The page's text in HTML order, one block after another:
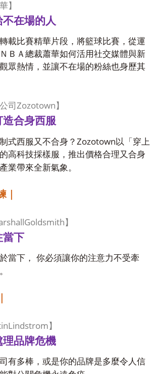
】
在場的人
載比賽精華片段，將籃球比賽，從運
ＢＡ總裁蕭華如何活用社交媒體與新
眾熱情，並讓不在場的粉絲也身歷其
司 Zozotown 】
合身西服
式西服又不合身？ Zozotown以「穿上
高科技採樣服，推出價格合理又合身
業帶來全新氣象。
｜
】
當下
當下， 你必須讓你的注意力不受牽
】
品牌危機
有多棒，或是你的品牌是多麼令人信